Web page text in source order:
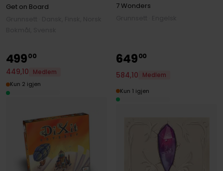
Get on Board
7 Wonders
49900
449,10
Medlem
Kun 2 igjen
64900
584,10
Medlem
Kun 1 igjen